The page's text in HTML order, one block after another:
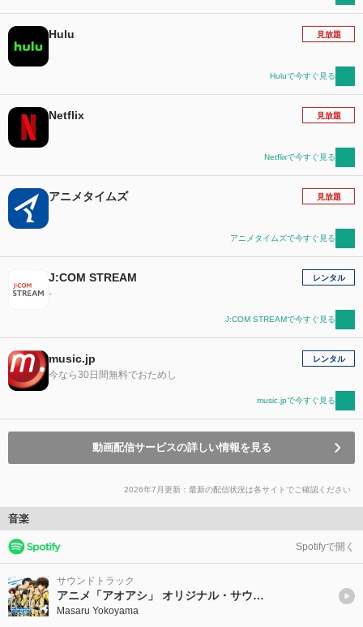
Hulu 見放題
Huluで今すぐ見る
Netflix 見放題
Netflixで今すぐ見る
アニメタイムズ 見放題
アニメタイムズで今すぐ見る
J:COM STREAM
-
レンタル
J:COM STREAMで今すぐ見る
music.jp
今なら30日間無料でおためし
レンタル
music.jpで今すぐ見る
動画配信サービスの詳しい情報を見る
2026年7月更新：最新の配信状況は各サイトでご確認ください
音楽
Spotifyで開く
サウンドトラック
アニメ「アオアシ」 オリジナル・サウンドトラック
Masaru Yokoyama